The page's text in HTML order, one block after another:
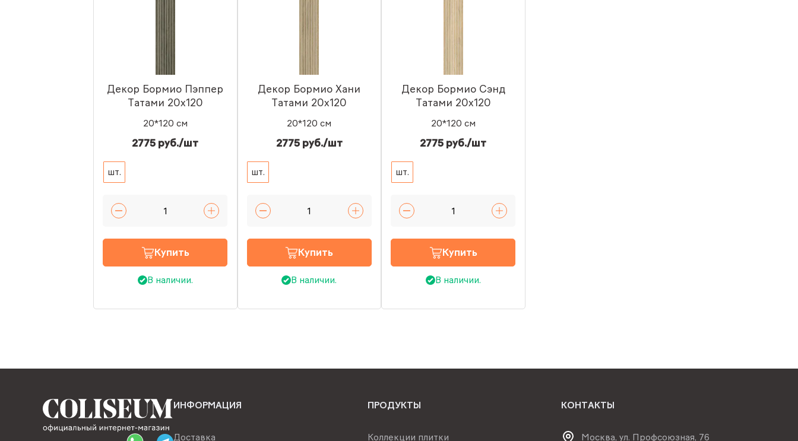
Декор Бормио Пэппер
Татами 20x120
20*120 см
2775 руб./шт
шт.
Купить
В наличии.
Декор Бормио Хани
Татами 20x120
20*120 см
2775 руб./шт
шт.
Купить
В наличии.
Декор Бормио Сэнд
Татами 20x120
20*120 см
2775 руб./шт
шт.
Купить
В наличии.
ИНФОРМАЦИЯ
Доставка
ПРОДУКТЫ
Коллекции плитки
КОНТАКТЫ
Москва, ул. Профсоюзная, 76